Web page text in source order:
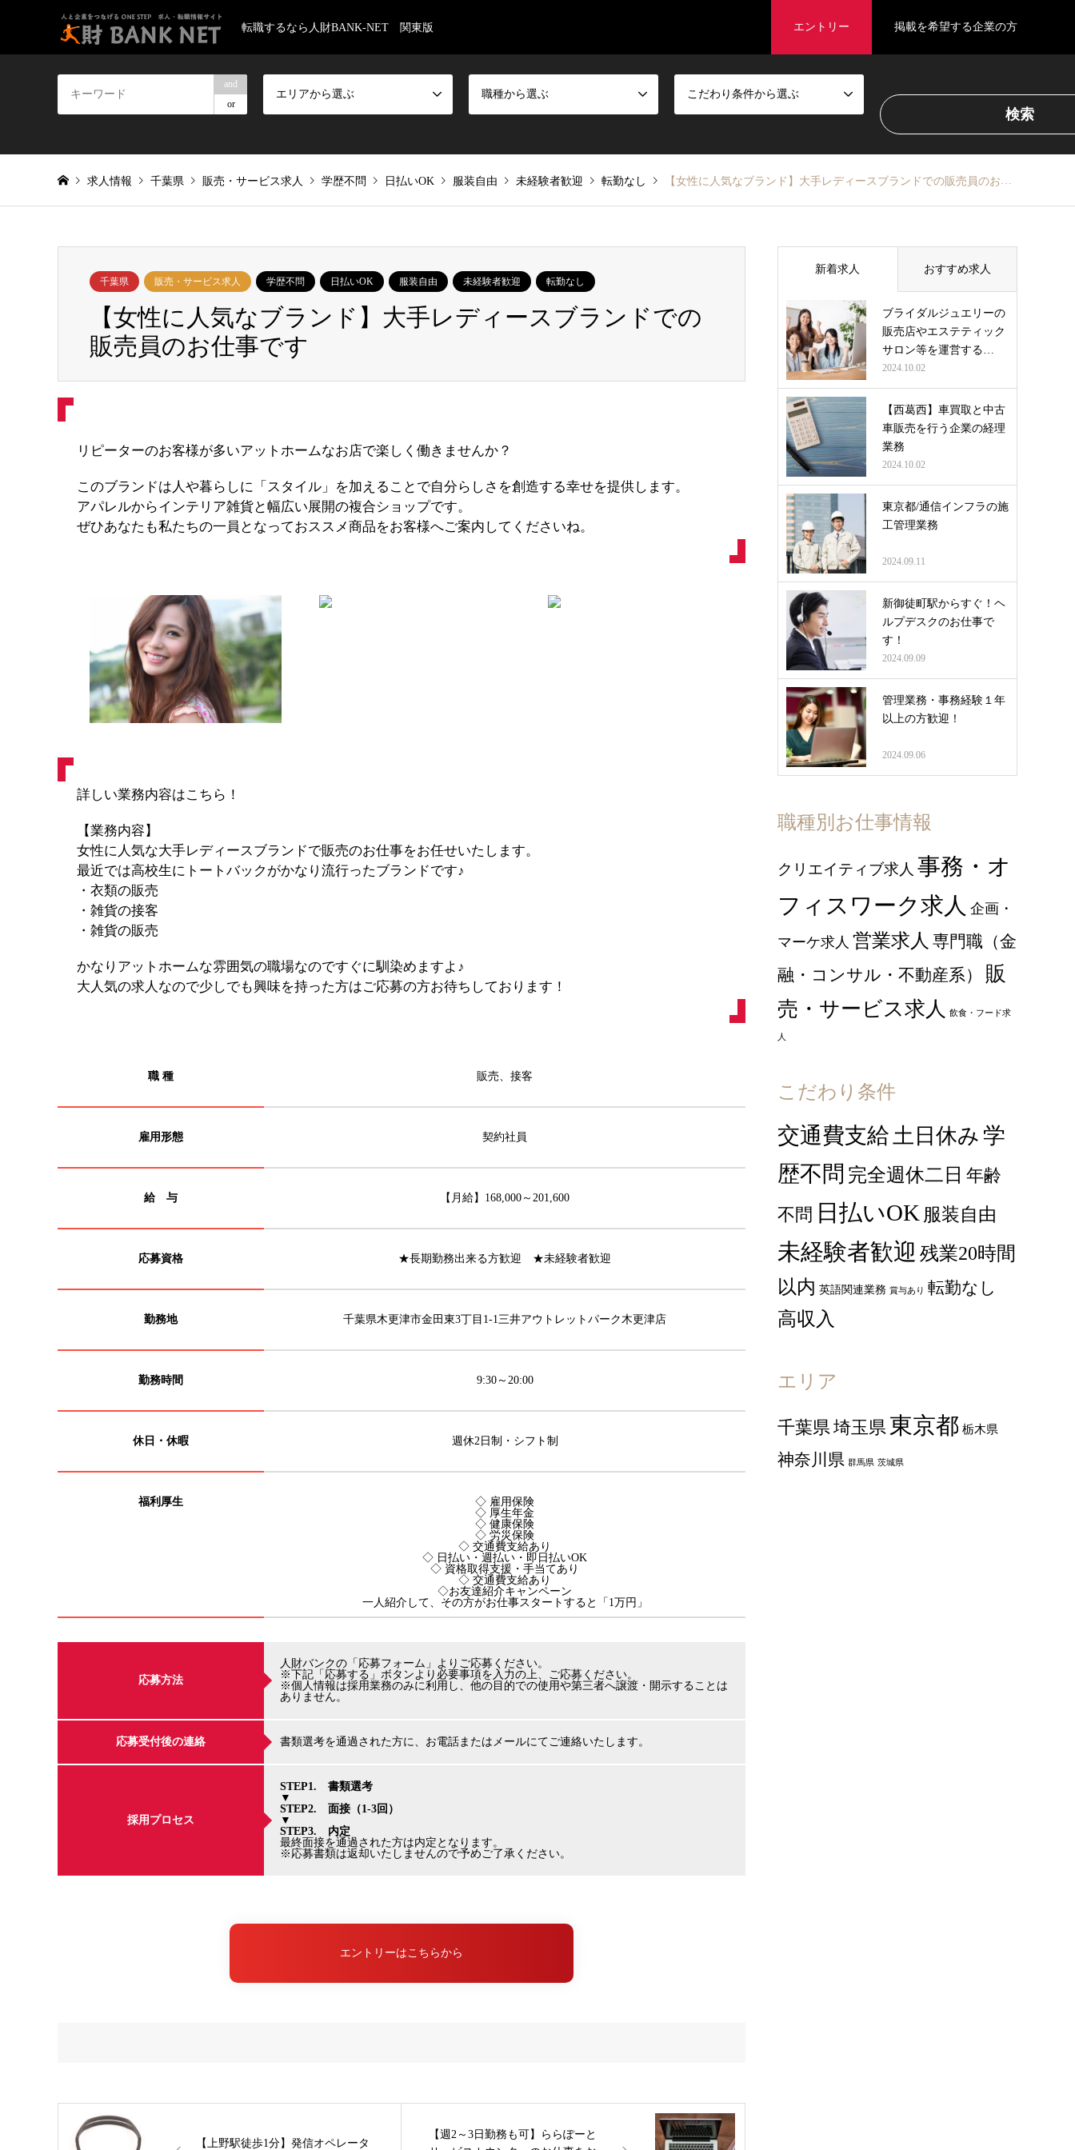
転職するなら人財BANK-NET 関東版 エントリー 掲載を希望する企業の方
and
or
エリアから選ぶ 職種から選ぶ こだわり条件から選ぶ
求人情報 千葉県 販売・サービス求人 学歴不問 日払いOK 服装自由 未経験者歓迎 転勤なし 【女性に人気なブランド】大手レディースブランドでの販売員のお仕事です
千葉県 販売・サービス求人 学歴不問 日払いOK 服装自由 未経験者歓迎 転勤なし
【女性に人気なブランド】大手レディースブランドでの
販売員のお仕事です
リピーターのお客様が多いアットホームなお店で楽しく働きませんか？
このブランドは人や暮らしに「スタイル」を加えることで自分らしさを創造する幸せを提供します。
アパレルからインテリア雑貨と幅広い展開の複合ショップです。
ぜひあなたも私たちの一員となっておススメ商品をお客様へご案内してくださいね。
詳しい業務内容はこちら！
【業務内容】
女性に人気な大手レディースブランドで販売のお仕事をお任せいたします。
最近では高校生にトートバックがかなり流行ったブランドです♪
・衣類の販売
・雑貨の接客
・雑貨の販売
かなりアットホームな雰囲気の職場なのですぐに馴染めますよ♪
大人気の求人なので少しでも興味を持った方はご応募の方お待ちしております！
職 種 販売、接客
雇用形態 契約社員
給 与 【月給】168,000～201,600
応募資格 ★長期勤務出来る方歓迎 ★未経験者歓迎
勤務地 千葉県木更津市金田東3丁目1-1三井アウトレットパーク木更津店
勤務時間 9:30～20:00
休日・休暇 週休2日制・シフト制
福利厚生
◇ 雇用保険
◇ 厚生年金
◇ 健康保険
◇ 労災保険
◇ 交通費支給あり
◇ 日払い・週払い・即日払いOK
◇ 資格取得支援・手当てあり
◇ 交通費支給あり
◇お友達紹介キャンペーン
一人紹介して、その方がお仕事スタートすると「1万円」
応募方法
人財バンクの「応募フォーム」よりご応募ください。
※下記「応募する」ボタンより必要事項を入力の上、ご応募ください。
※個人情報は採用業務のみに利用し、他の目的での使用や第三者へ譲渡・開示することは
ありません。
応募受付後の連絡 書類選考を通過された方に、お電話またはメールにてご連絡いたします。
採用プロセス
STEP1. 書類選考
▼
STEP2. 面接（1-3回）
▼
STEP3. 内定
最終面接を通過された方は内定となります。
※応募書類は返却いたしませんので予めご了承ください。
エントリーはこちらから
【上野駅徒歩1分】発信オペレータ
【週2～3日勤務も可】ららぽーと
新着求人 おすすめ求人
ブライダルジュエリーの
販売店やエステティック
サロン等を運営する…
2024.10.02
【西葛西】車買取と中古
車販売を行う企業の経理
業務
2024.10.02
東京都/通信インフラの施
工管理業務
2024.09.11
新御徒町駅からすぐ！ヘ
ルプデスクのお仕事で
す！
2024.09.09
管理業務・事務経験１年
以上の方歓迎！
2024.09.06
職種別お仕事情報
クリエイティブ求人 事務・オ
フィスワーク求人 企画・
マーケ求人 営業求人 専門職（金
融・コンサル・不動産系）
販
売・サービス求人
飲食・フード求
人
こだわり条件
交通費支給土日休み 学
歴不問 完全週休二日 年齢
不問 日払いOK 服装自由
未経験者歓迎 残業20時間
以内 英語関連業務 賞与あり 転勤なし
高収入
エリア
千葉県埼玉県 東京都 栃木県
神奈川県 群馬県 茨城県